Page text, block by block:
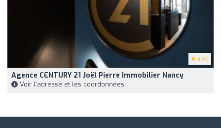
5 (4)
Agence CENTURY 21 Joël Pierre Immobilier Nancy
Voir l'adresse et les coordonnées